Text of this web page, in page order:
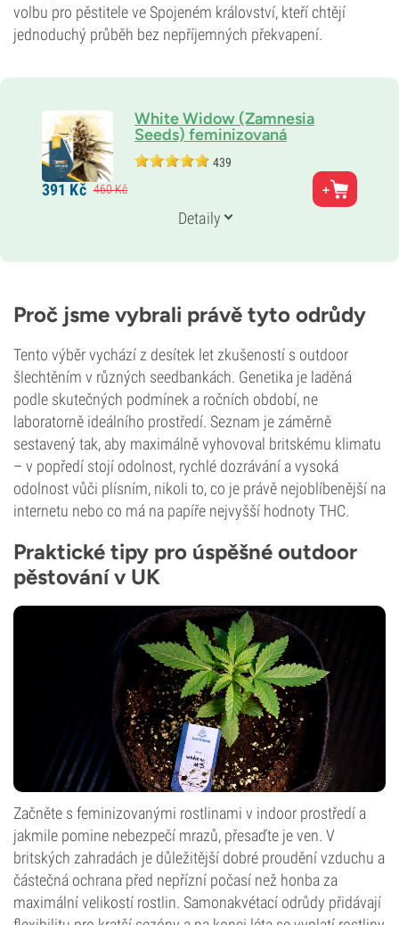
volbu pro pěstitele ve Spojeném království, kteří chtějí
jednoduchý průběh bez nepříjemných překvapení.
White Widow (Zamnesia
Seeds) feminizovaná
439
Rodiče
White Widow
50 % Sativa
8–9 týdnů
CBD
Typ kvetení
Fotoperioda
391 Kč 460Kč
Detaily
Proč jsme vybrali právě tyto odrůdy
Tento výběr vychází z desítek let zkušeností s outdoor
šlechtěním v různých seedbankách. Genetika je laděná
podle skutečných podmínek a ročních období, ne
laboratorně ideálního prostředí. Seznam je záměrně
sestavený tak, aby maximálně vyhovoval britskému klimatu
– v popředí stojí odolnost, rychlé dozrávání a vysoká
odolnost vůči plísním, nikoli to, co je právě nejoblíbenější na
internetu nebo co má na papíře nejvyšší hodnoty THC.
Praktické tipy pro úspěšné outdoor
pěstování v UK
Začněte s feminizovanými rostlinami v indoor prostředí a
jakmile pomine nebezpečí mrazů, přesaďte je ven. V
britských zahradách je důležitější dobré proudění vzduchu a
částečná ochrana před nepřízní počasí než honba za
maximální velikostí rostlin. Samonakvétací odrůdy přidávají